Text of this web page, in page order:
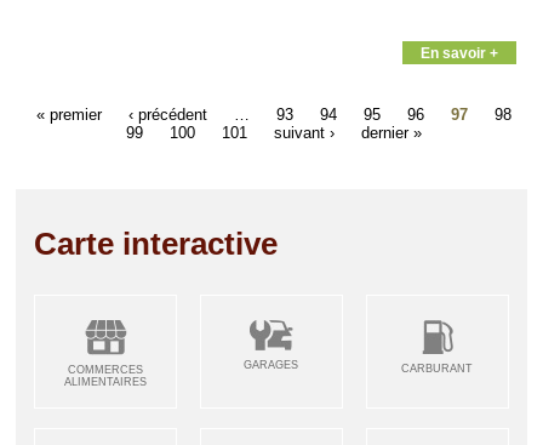
En savoir +
« premier ‹ précédent 93 94 95 96 97
98
99
100 101 suivant › dernier »
Carte interactive
COMMERCES
ALIMENTAIRES
GARAGES CARBURANT